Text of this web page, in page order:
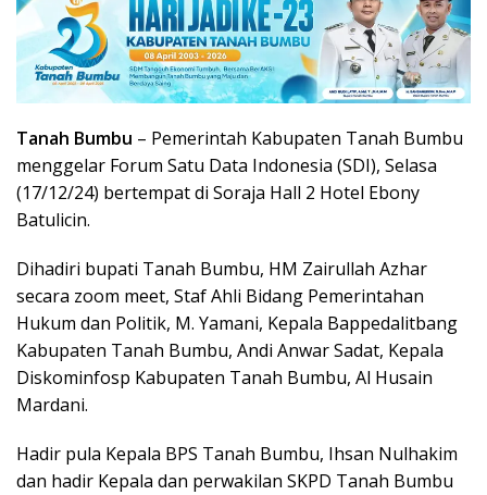
Tanah Bumbu – Pemerintah Kabupaten Tanah Bumbu
menggelar Forum Satu Data Indonesia (SDI), Selasa
(17/12/24) bertempat di Soraja Hall 2 Hotel Ebony
Batulicin.
Dihadiri bupati Tanah Bumbu, HM Zairullah Azhar
secara zoom meet, Staf Ahli Bidang Pemerintahan
Hukum dan Politik, M. Yamani, Kepala Bappedalitbang
Kabupaten Tanah Bumbu, Andi Anwar Sadat, Kepala
Diskominfosp Kabupaten Tanah Bumbu, Al Husain
Mardani.
Hadir pula Kepala BPS Tanah Bumbu, Ihsan Nulhakim
dan hadir Kepala dan perwakilan SKPD Tanah Bumbu